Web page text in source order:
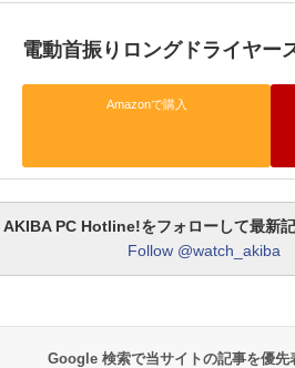
電動首振りロングドライヤー
Amazonで購入
AKIBA PC Hotline!をフォローして最新記
Follow @watch_akiba
Google 検索で当サイトの記事を優先